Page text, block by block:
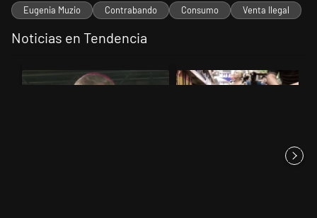
Eugenia Muzio Contrabando Consumo Venta Ilegal
Noticias en Tendencia
Un artículo de tendencia con el título "García Cuerva cuestionó a
Un artículo de tendencia con el